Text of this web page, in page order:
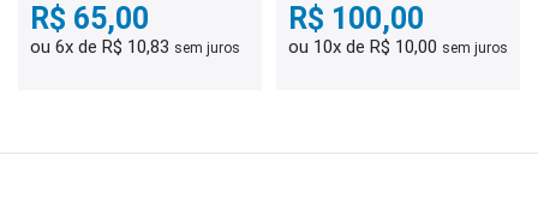
R$ 65,00
ou 6x de R$ 10,83 sem juros
R$ 100,00
ou 10x de R$ 10,00 sem juros